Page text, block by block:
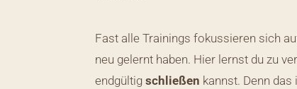
Fast alle Trainings fokussieren sich
neu gelernt haben. Hier lernst du zu
endgültigschließen kannst. Denn